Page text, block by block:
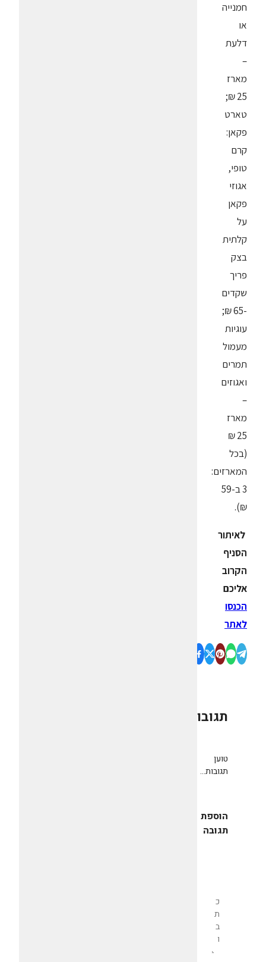
חמנייה
או
דלעת
–
מארז
25 ₪;
טארט
פקאן:
קרם
טופי,
אגוזי
פקאן
על
קלתית
בצק
פריך
שקדים
-65 ₪;
עוגיות
מעמול
תמרים
ואגוזים
–
מארז
25 ₪
(בכל
המארזים:
3 ב-59
₪).
לאיתור
הסניף
הקרוב
אליכם
הכנסו
לאתר
תגובות
טוען
תגובות...
הוספת
תגובה